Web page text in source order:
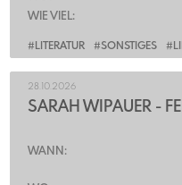
#LITERATUR #SONSTIGES
WIE VIEL:
28.10.2026
SARAH WIPAUER -
WANN: